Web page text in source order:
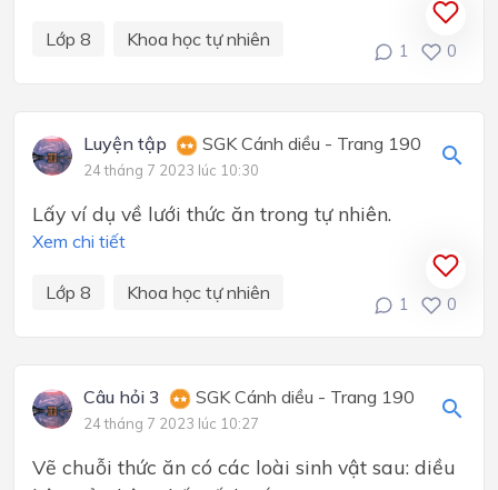
Lớp 8 Khoa học tự nhiên
1 0
Luyện tập SGK Cánh diều - Trang 190
24 tháng 7 2023 lúc 10:30
Lấy ví dụ về lưới thức ăn trong tự nhiên.
Xem chi tiết
Lớp 8 Khoa học tự nhiên
1 0
Câu hỏi 3 SGK Cánh diều - Trang 190
24 tháng 7 2023 lúc 10:27
Vẽ chuỗi thức ăn có các loài sinh vật sau: diều